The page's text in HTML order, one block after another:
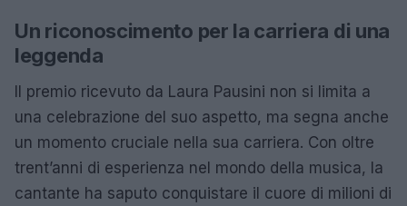
Un riconoscimento per la carriera di una
leggenda
Il premio ricevuto da Laura Pausini non si limita a
una celebrazione del suo aspetto, ma segna anche
un momento cruciale nella sua carriera. Con oltre
trent’anni di esperienza nel mondo della musica, la
cantante ha saputo conquistare il cuore di milioni di